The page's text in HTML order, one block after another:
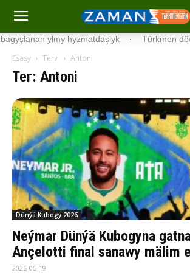
ylmy hyzmatdaşlyk · Türkmen döwlet
Esasy Теги Antoni
Тег: Antoni
Dünýä Kubogy 2026
Neýmar Dünýä Kubogyna
Ançelotti final sanawy mälim
2026-05-19